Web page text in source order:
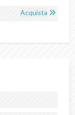
Acquista